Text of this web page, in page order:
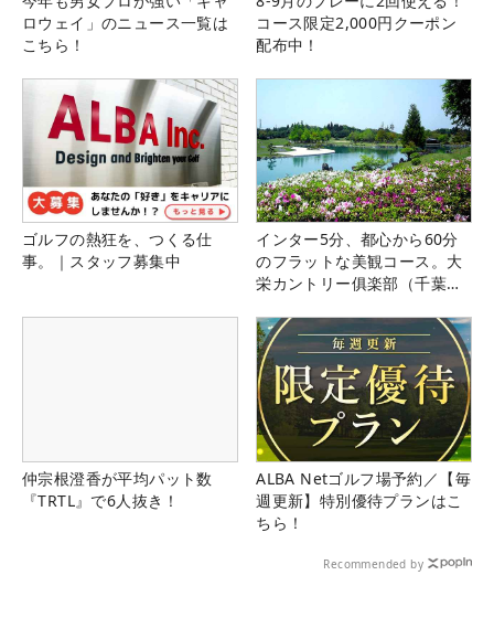
ロウェイ」のニュース一覧は
こちら！
コース限定2,000円クーポン
配布中！
ゴルフの熱狂を、つくる仕
事。｜スタッフ募集中
インター5分、都心から60分
のフラットな美観コース。大
栄カントリー俱楽部（千葉
仲宗根澄香が平均パット数
『TRTL』で6人抜き！
ALBA Netゴルフ場予約／【毎
週更新】特別優待プランはこ
ちら！
Recommended by